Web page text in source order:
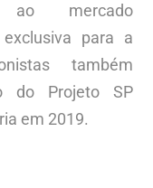
ao mercado
para a
também
do Projeto SP
em 2019.